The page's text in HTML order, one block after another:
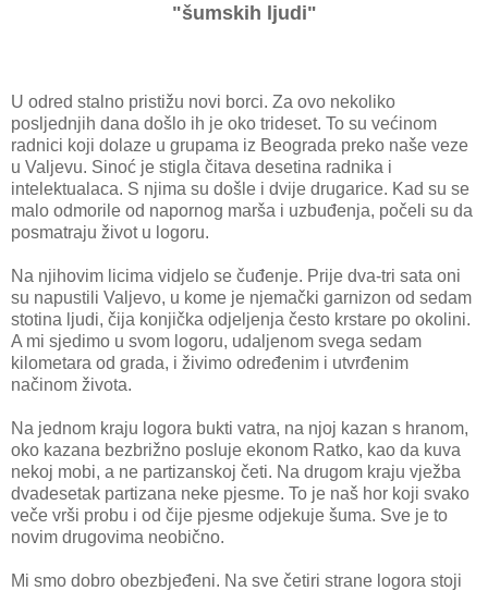
"šumskih ljudi"
U odred stalno pristižu novi borci. Za ovo nekoliko
posljednjih dana došlo ih je oko trideset. To su većinom
radnici koji dolaze u grupama iz Beograda preko naše veze
u Valjevu. Sinoć je stigla čitava desetina radnika i
intelektualaca. S njima su došle i dvije drugarice. Kad su se
malo odmorile od napornog marša i uzbuđenja, počeli su da
posmatraju život u logoru.
Na njihovim licima vidjelo se čuđenje. Prije dva-tri sata oni
su napustili Valjevo, u kome je njemački garnizon od sedam
stotina ljudi, čija konjička odjeljenja često krstare po okolini.
A mi sjedimo u svom logoru, udaljenom svega sedam
kilometara od grada, i živimo određenim i utvrđenim
načinom života.
Na jednom kraju logora bukti vatra, na njoj kazan s hranom,
oko kazana bezbrižno posluje ekonom Ratko, kao da kuva
nekoj mobi, a ne partizanskoj četi. Na drugom kraju vježba
dvadesetak partizana neke pjesme. To je naš hor koji svako
veče vrši probu i od čije pjesme odjekuje šuma. Sve je to
novim drugovima neobično.
Mi smo dobro obezbjeđeni. Na sve četiri strane logora stoji